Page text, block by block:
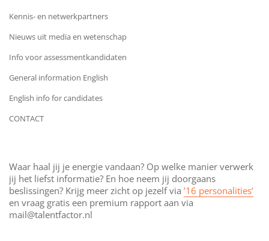
Kennis- en netwerkpartners
Nieuws uit media en wetenschap
Info voor assessmentkandidaten
General information English
English info for candidates
CONTACT
Waar haal jij je energie vandaan? Op welke manier verwerk
jij het liefst informatie? En hoe neem jij doorgaans
beslissingen? Krijg meer zicht op jezelf via ’16 personalities’
en vraag gratis een premium rapport aan via
mail@talentfactor.nl